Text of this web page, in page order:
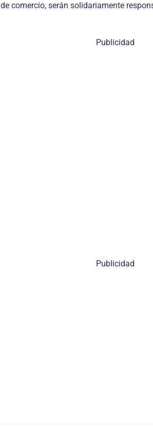
comercio, serán solidariamente
Publicidad
Publicidad